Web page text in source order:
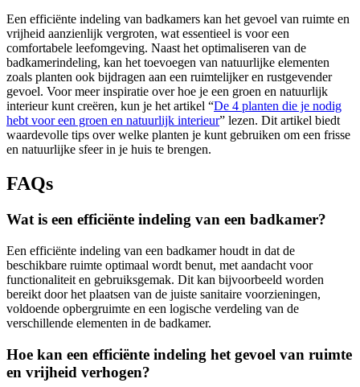
Een efficiënte indeling van badkamers kan het gevoel van ruimte en
vrijheid aanzienlijk vergroten, wat essentieel is voor een
comfortabele leefomgeving. Naast het optimaliseren van de
badkamerindeling, kan het toevoegen van natuurlijke elementen
zoals planten ook bijdragen aan een ruimtelijker en rustgevender
gevoel. Voor meer inspiratie over hoe je een groen en natuurlijk
interieur kunt creëren, kun je het artikel “De 4 planten die je nodig
hebt voor een groen en natuurlijk interieur” lezen. Dit artikel biedt
waardevolle tips over welke planten je kunt gebruiken om een frisse
en natuurlijke sfeer in je huis te brengen.
FAQs
Wat is een efficiënte indeling van een badkamer?
Een efficiënte indeling van een badkamer houdt in dat de
beschikbare ruimte optimaal wordt benut, met aandacht voor
functionaliteit en gebruiksgemak. Dit kan bijvoorbeeld worden
bereikt door het plaatsen van de juiste sanitaire voorzieningen,
voldoende opbergruimte en een logische verdeling van de
verschillende elementen in de badkamer.
Hoe kan een efficiënte indeling het gevoel van ruimte
en vrijheid verhogen?